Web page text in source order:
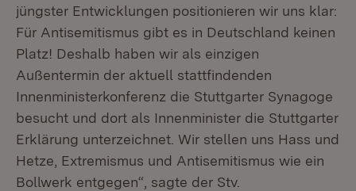
jüngster Entwicklungen positionieren wir uns klar:
Für Antisemitismus gibt es in Deutschland keinen
Platz! Deshalb haben wir als einzigen
Außentermin der aktuell stattfindenden
Innenministerkonferenz die Stuttgarter Synagoge
besucht und dort als Innenminister die Stuttgarter
Erklärung unterzeichnet. Wir stellen uns Hass und
Hetze, Extremismus und Antisemitismus wie ein
Bollwerk entgegen“, sagte der Stv.